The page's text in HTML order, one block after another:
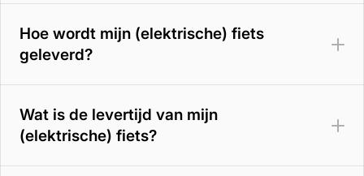
Hoe wordt mijn (elektrische) fiets
geleverd?
Wat is de levertijd van mijn
(elektrische) fiets?